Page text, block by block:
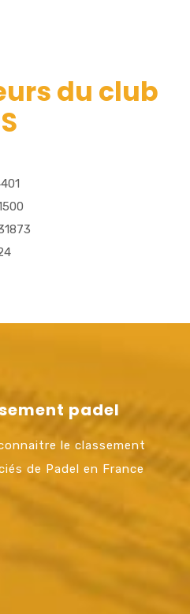
du club
padel
le classement
de Padel en France